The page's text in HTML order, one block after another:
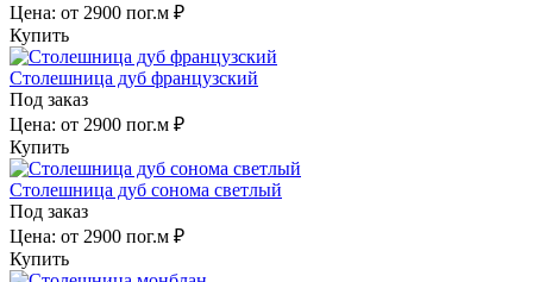
Цена: от 2900 пог.м ₽
Купить
Столешница дуб французский
Под заказ
Цена: от 2900 пог.м ₽
Купить
Столешница дуб сонома светлый
Под заказ
Цена: от 2900 пог.м ₽
Купить